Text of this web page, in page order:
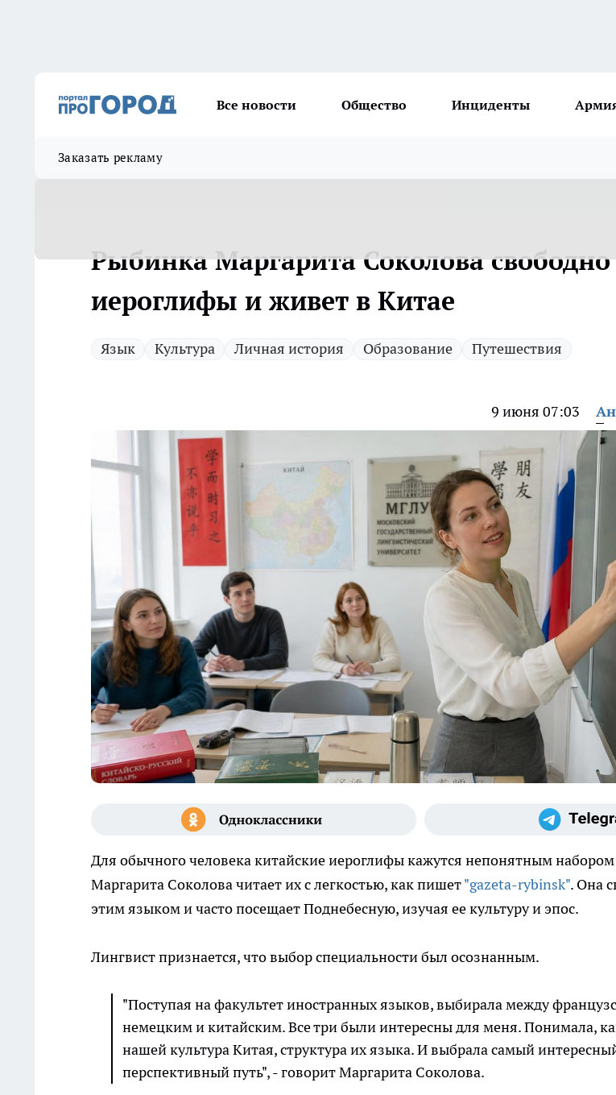
Все новости Общество Инциденты
Заказать рекламу
Рыбинка Маргарита Соколова свободно
иероглифы и живет в Китае
Язык Культура Личная история Образование Путешествия
9 июня 07:03
Для обычного человека китайские иероглифы кажутся непонятным
Маргарита Соколова читает их с легкостью, как пишет"gazeta-rybinsk". Она
этим языком и часто посещает Поднебесную, изучая ее культуру и эпос.
Лингвист признается, что выбор специальности был осознанным.
"Поступая на факультет иностранных языков, выбирала между
немецким и китайским. Все три были интересны для меня. Понимала,
нашей культура Китая, структура их языка. И выбрала самый
перспективный путь", - говорит Маргарита Соколова.